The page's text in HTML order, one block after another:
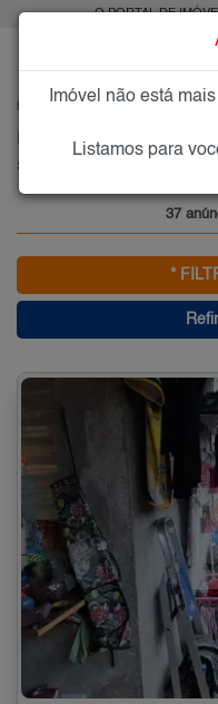
O PORTAL DE
Imóveis à Venda no São
São João Clímaco, Zona Sul
37
*
Imóvel não está
Listamos para